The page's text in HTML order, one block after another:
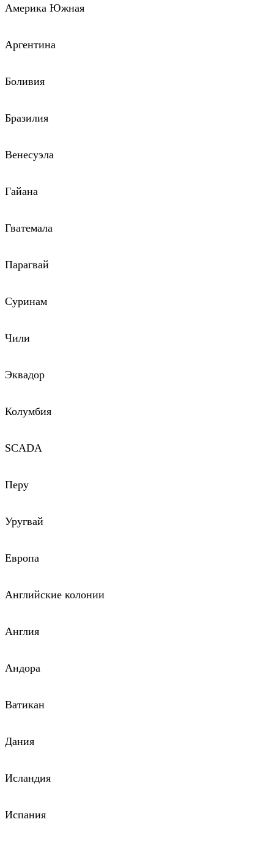
Америка Южная
Аргентина
Боливия
Бразилия
Венесуэла
Гайана
Гватемала
Парагвай
Суринам
Чили
Эквадор
Колумбия
SCADA
Перу
Уругвай
Европа
Английские колонии
Англия
Андора
Ватикан
Дания
Исландия
Испания